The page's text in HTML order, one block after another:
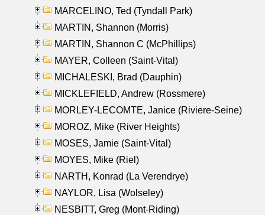
MARCELINO, Ted (Tyndall Park)
MARTIN, Shannon (Morris)
MARTIN, Shannon C (McPhillips)
MAYER, Colleen (Saint-Vital)
MICHALESKI, Brad (Dauphin)
MICKLEFIELD, Andrew (Rossmere)
MORLEY-LECOMTE, Janice (Riviere-Seine)
MOROZ, Mike (River Heights)
MOSES, Jamie (Saint-Vital)
MOYES, Mike (Riel)
NARTH, Konrad (La Verendrye)
NAYLOR, Lisa (Wolseley)
NESBITT, Greg (Mont-Riding)